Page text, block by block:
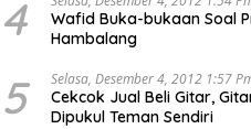
4
Wafid Buka-bukaan Soal
Hambalang
5 Selasa, Desember 4, 2012 1:57
Cekcok Jual Beli Gitar,
Dipukul Teman Sendiri